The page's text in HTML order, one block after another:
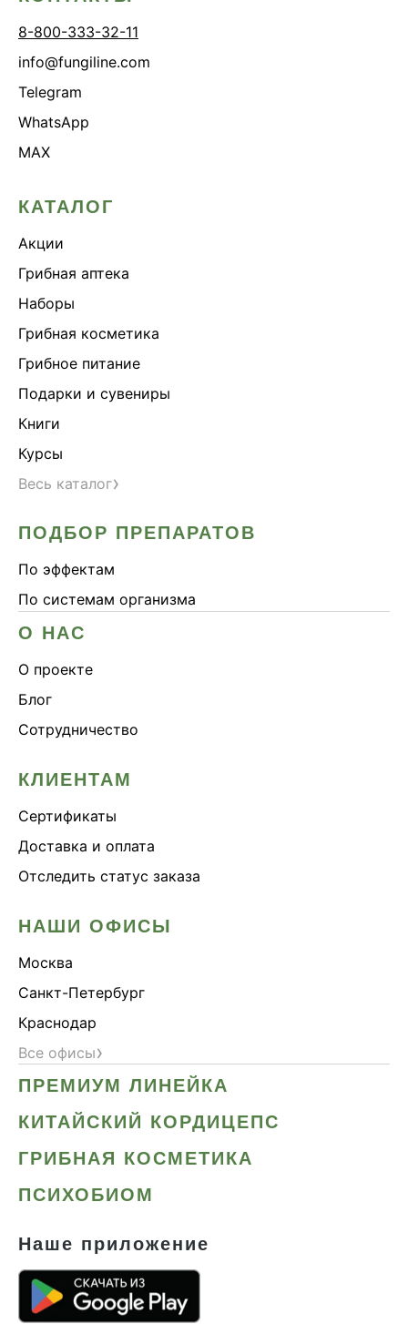
8-800-333-32-11
info@fungiline.com
Telegram
WhatsApp
MAX
КАТАЛОГ
Акции
Грибная аптека
Наборы
Грибная косметика
Грибное питание
Подарки и сувениры
Книги
Курсы
Весь каталог›
ПОДБОР ПРЕПАРАТОВ
По эффектам
По системам организма
О НАС
О проекте
Блог
Сотрудничество
КЛИЕНТАМ
Сертификаты
Доставка и оплата
Отследить статус заказа
НАШИ ОФИСЫ
Москва
Санкт-Петербург
Краснодар
Все офисы›
ПРЕМИУМ ЛИНЕЙКА
КИТАЙСКИЙ КОРДИЦЕПС
ГРИБНАЯ КОСМЕТИКА
ПСИХОБИОМ
Наше приложение